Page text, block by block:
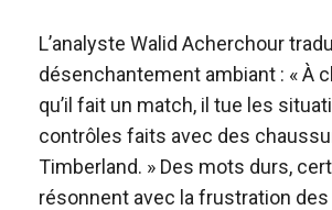
L’analyste Walid Acherchour
désenchantement ambiant : « À
qu’il fait un match, il tue les
contrôles faits avec des
Timberland. » Des mots durs,
résonnent avec la frustration